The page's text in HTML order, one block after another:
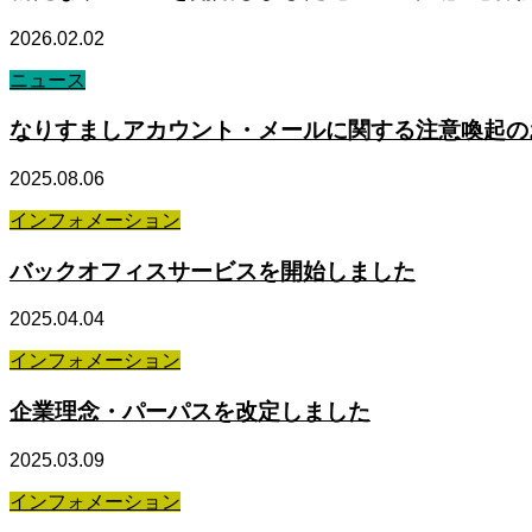
2026.02.02
ニュース
なりすましアカウント・メールに関する注意喚起
2025.08.06
インフォメーション
バックオフィスサービスを開始しました
2025.04.04
インフォメーション
企業理念・パーパスを改定しました
2025.03.09
インフォメーション